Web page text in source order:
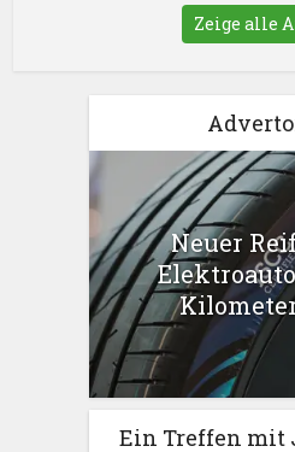
Zeige alle
Neuer
Ein Treffen mit